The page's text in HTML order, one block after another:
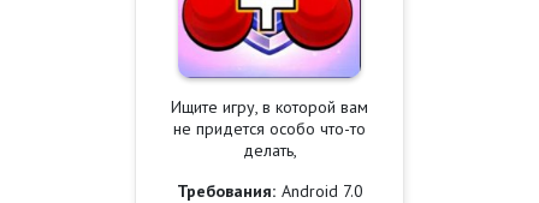
Ищите игру, в которой вам
не придется особо что-то
делать,
Требования: Android 7.0